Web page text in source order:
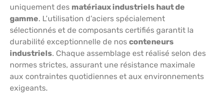
uniquement des matériaux industriels haut de
gamme. L’utilisation d’aciers spécialement
sélectionnés et de composants certifiés garantit la
durabilité exceptionnelle de nos conteneurs
industriels. Chaque assemblage est réalisé selon des
normes strictes, assurant une résistance maximale
aux contraintes quotidiennes et aux environnements
exigeants.